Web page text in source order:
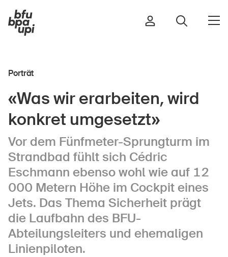
Sport & Bewegung
Zuhause & Garten
In der Kindheit
Im Alter
In der Schule
Im Unternehmen
Porträt
«Was wir erarbeiten, wird
konkret umgesetzt»
Vor dem Fünfmeter-Sprungturm im
Strandbad fühlt sich Cédric
Eschmann ebenso wohl wie auf 12
000 Metern Höhe im Cockpit eines
Jets. Das Thema Sicherheit prägt
die Laufbahn des BFU-
Abteilungsleiters und ehemaligen
Linienpiloten.